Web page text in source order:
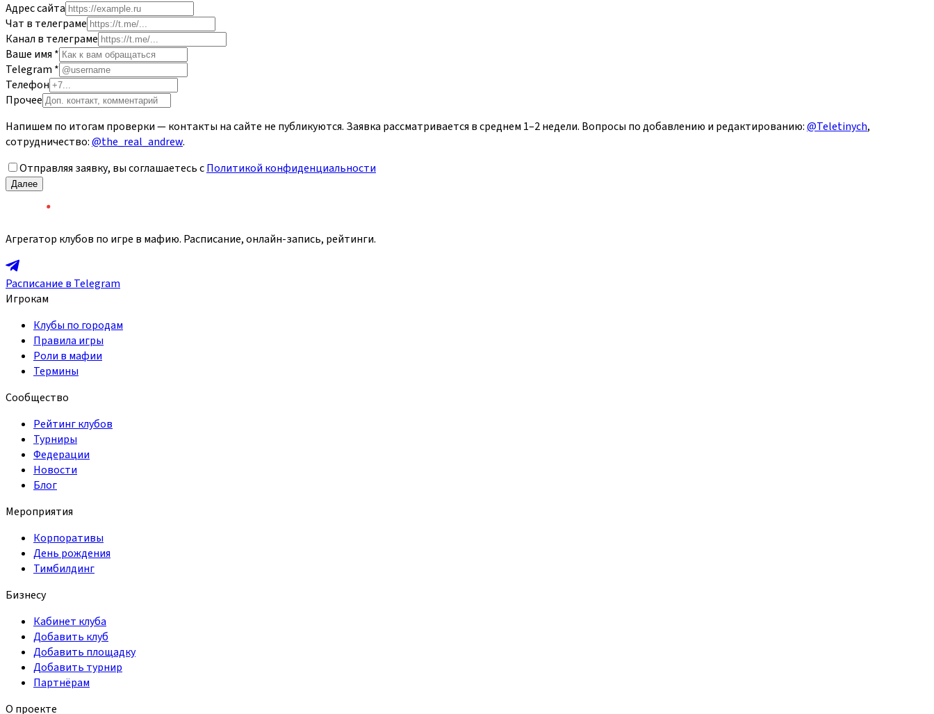
Адрес сайта
Чат в телеграме
Канал в телеграме
Ваше имя *
Telegram *
Телефон
Прочее
Напишем по итогам проверки — контакты на сайте не публикуются. Заявка рассматривается в среднем 1–2 недели. Вопросы по добавлению и редактированию:@Teletinych,
сотрудничество:@the_real_andrew.
Отправляя заявку, вы соглашаетесь сПолитикой конфиденциальности
Далее
Агрегатор клубов по игре в мафию. Расписание, онлайн-запись, рейтинги.
Расписание в Telegram
Игрокам
Клубы по городам
Правила игры
Роли в мафии
Термины
Сообщество
Рейтинг клубов
Турниры
Федерации
Новости
Блог
Мероприятия
Корпоративы
День рождения
Тимбилдинг
Бизнесу
Кабинет клуба
Добавить клуб
Добавить площадку
Добавить турнир
Партнёрам
О проекте